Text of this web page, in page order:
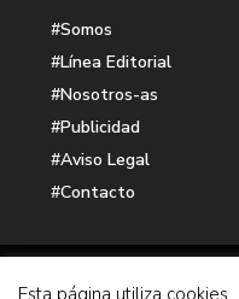
#Somos
#Línea Editorial
#Nosotros-as
#Publicidad
#Aviso Legal
#Contacto
Electrico
Esta página utiliza cookies